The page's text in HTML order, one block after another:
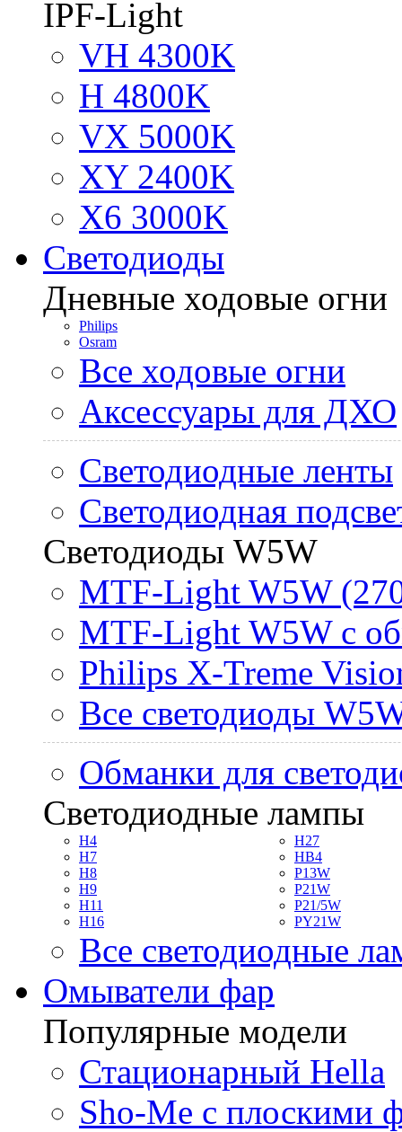
IPF-Light
VH 4300K
H 4800K
VX 5000K
XY 2400K
X6 3000K
Светодиоды
Дневные ходовые огни
Philips
Osram
Все ходовые огни
Аксессуары для ДХО
Светодиодные ленты
Светодиодная
Светодиоды W5W
MTF-Light W5W
MTF-Light W5W с
Philips X-Treme
Все светодиоды
Обманки для
Светодиодные лампы
H4
H7
H8
H9
H11
H16
H27
HB4
P13W
P21W
P21/5W
PY21W
Все светодиодные
Омыватели фар
Популярные модели
Стационарный Hella
Sho-Me с плоскими